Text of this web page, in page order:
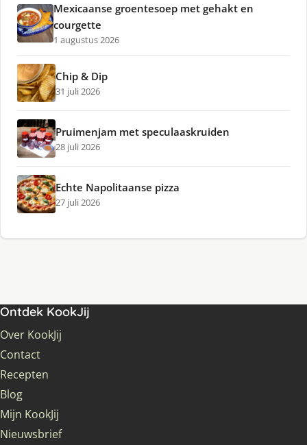
Mexicaanse groentesoep met gehakt en
courgette
1 augustus 2026
Chip & Dip
31 juli 2026
Pruimenjam met speculaaskruiden
28 juli 2026
Echte Napolitaanse pizza
27 juli 2026
Ontdek KookJij
Over KookJij
Contact
Recepten
Blog
Mijn KookJij
Nieuwsbrief